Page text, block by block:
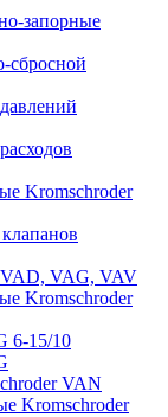
запорные
сбросной
Kromschroder
VAD, VAG, VAV
Kromschroder
6-15/10
VAN
Kromschroder